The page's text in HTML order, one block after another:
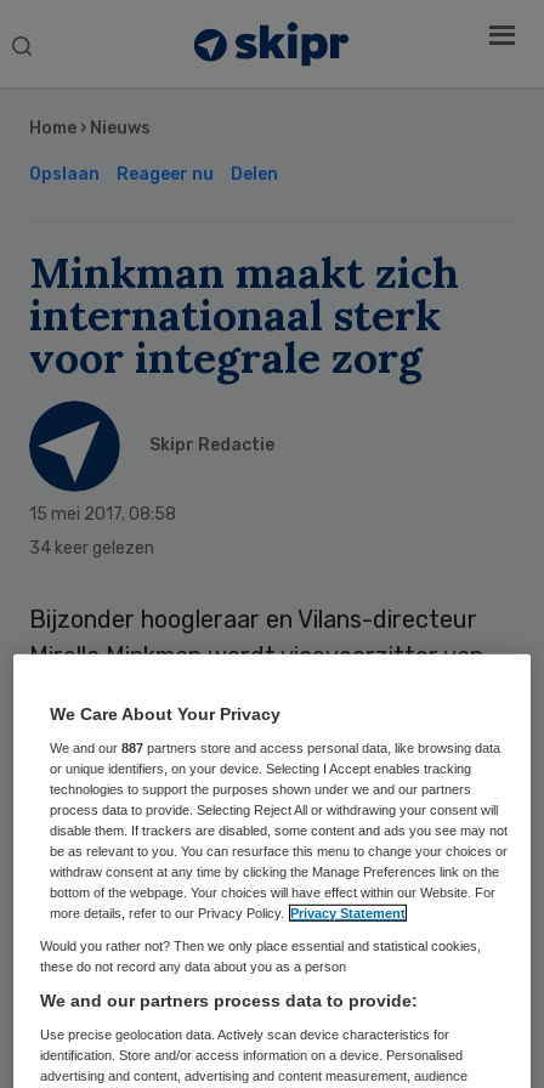
Search
Home › Nieuws
Opslaan Reageer nu Delen
Minkman maakt zich
internationaal sterk
voor integrale zorg
Skipr Redactie
15 mei 2017, 08:58
34 keer gelezen
Bijzonder hoogleraar en Vilans-directeur
Mirella Minkman wordt vicevoorzitter van
Foundation of Integrated Care (IFIC).
Minkman volgt in deze rol Guus Schrijvers
op, die als oprichter aan de wieg van IFIC
stond.
Minkmanmaakt zich in haar werk als
bijzonder hoogleraar innovatie van
organisatie en governance van de
langdurende integrale zorg én directeur
Innovatie en onderzoek van Vilans sterk
voor meer integraliteit bij de inrichting en
Sidebar
We Care About Your Privacy
We and our887 partners store and access personal data, like browsing data
or unique identifiers, on your device. Selecting I Accept enables tracking
technologies to support the purposes shown under we and our partners
process data to provide. Selecting Reject All or withdrawing your consent will
disable them. If trackers are disabled, some content and ads you see may not
be as relevant to you. You can resurface this menu to change your choices or
withdraw consent at any time by clicking the Manage Preferences link on the
bottom of the webpage. Your choices will have effect within our Website. For
more details, refer to our Privacy Policy.
Privacy Statement
Would you rather not? Then we only place essential and statistical cookies,
these do not record any data about you as a person
We and our partners process data to provide:
Use precise geolocation data. Actively scan device characteristics for
identification. Store and/or access information on a device. Personalised
advertising and content, advertising and content measurement, audience